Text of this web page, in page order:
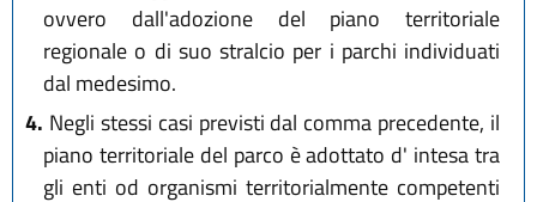
ovvero dall'adozione del piano territoriale
regionale o di suo stralcio per i parchi individuati
dal medesimo.
4. Negli stessi casi previsti dal comma precedente, il
piano territoriale del parco è adottato d' intesa tra
gli enti od organismi territorialmente competenti